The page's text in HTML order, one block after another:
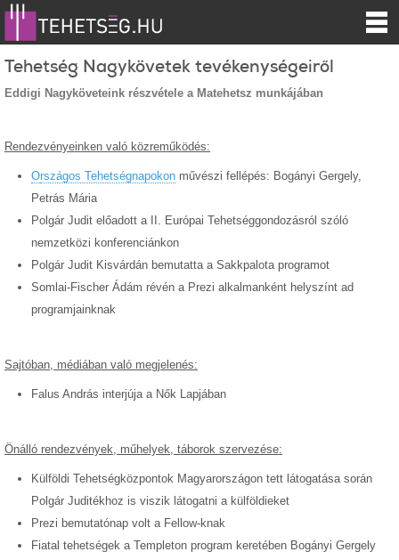
Tehetség Nagykövetek tevékenységeiről
Eddigi Nagyköveteink részvétele a Matehetsz munkájában
Rendezvényeinken való közreműködés:
Országos Tehetségnapokon művészi fellépés: Bogányi Gergely,
Petrás Mária
Polgár Judit előadott a II. Európai Tehetséggondozásról szóló
nemzetközi konferenciánkon
Polgár Judit Kisvárdán bemutatta a Sakkpalota programot
Somlai-Fischer Ádám révén a Prezi alkalmanként helyszínt ad
programjainknak
Sajtóban, médiában való megjelenés:
Falus András interjúja a Nők Lapjában
Önálló rendezvények, műhelyek, táborok szervezése:
Külföldi Tehetségközpontok Magyarországon tett látogatása során
Polgár Juditékhoz is viszik látogatni a külföldieket
Prezi bemutatónap volt a Fellow-knak
Fiatal tehetségek a Templeton program keretében Bogányi Gergely